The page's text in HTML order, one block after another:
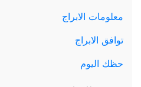
معلومات الابراج
توافق الابراج
حظك اليوم